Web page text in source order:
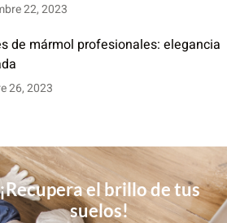
22, 2023
de mármol profesionales: elegancia
26, 2023
el brillo de tus
suelos!